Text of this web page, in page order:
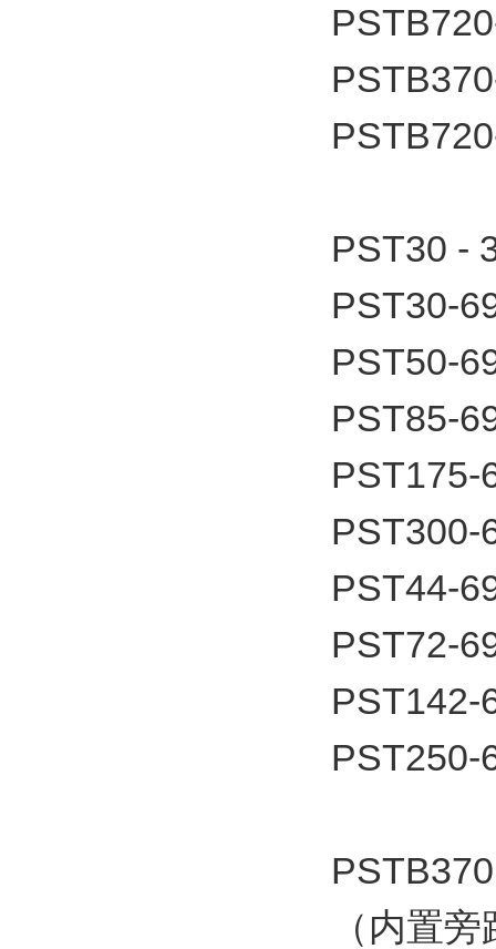
PST30 -
PST30-
PST50-
PST85-
PST44-
PST72-
PST142-
PST250-
（内置